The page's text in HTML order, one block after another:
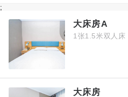
;
大床房A
1张1.5米双人床
大床房